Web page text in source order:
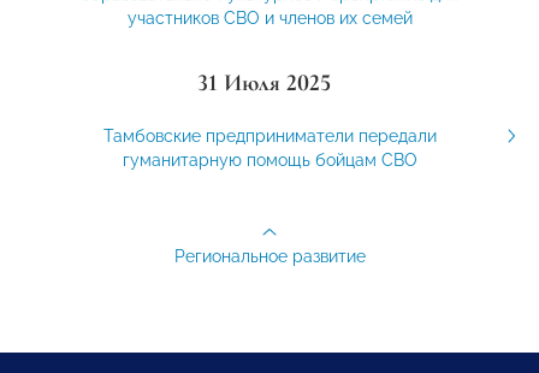
участников СВО и членов их семей
31 Июля 2025
Тамбовские предприниматели передали
гуманитарную помощь бойцам СВО
Региональное развитие